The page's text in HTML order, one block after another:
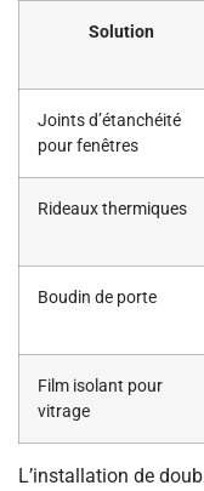
Solution
Joints d’étanchéité
pour fenêtres
Rideaux thermiques
Boudin de porte
Film isolant pour
vitrage
L’installation de